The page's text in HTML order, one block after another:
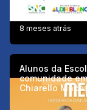
8 meses atrás
Alunos da
comunidade
Chiarello